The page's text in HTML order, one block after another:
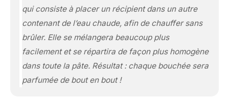
qui consiste à placer un récipient dans un autre
contenant de l’eau chaude, afin de chauffer sans
brûler.Elle se mélangera beaucoup plus
facilement et se répartira de façon plus homogène
dans toute la pâte. Résultat : chaque bouchée sera
parfumée de bout en bout !